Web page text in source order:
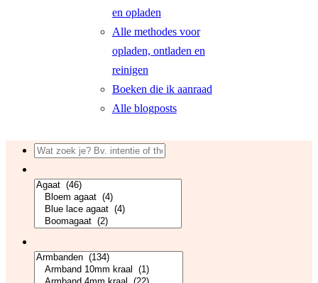
en opladen
Alle methodes voor
opladen, ontladen en
reinigen
Boeken die ik aanraad
Alle blogposts